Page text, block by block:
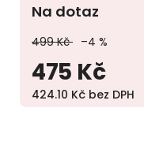
499 Kč –4 %
475 Kč
424.10 Kč bez DPH
Na dotaz